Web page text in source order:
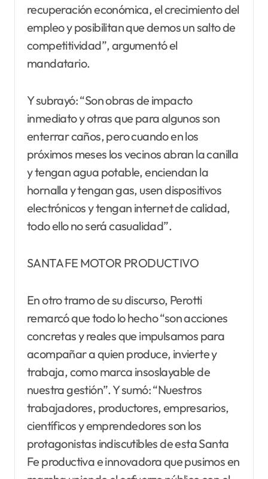
recuperación económica, el crecimiento del
empleo y posibilitan que demos un salto de
competitividad”, argumentó el
mandatario.
Y subrayó: “Son obras de impacto
inmediato y otras que para algunos son
enterrar caños, pero cuando en los
próximos meses los vecinos abran la canilla
y tengan agua potable, enciendan la
hornalla y tengan gas, usen dispositivos
electrónicos y tengan internet de calidad,
todo ello no será casualidad”.
SANTA FE MOTOR PRODUCTIVO
En otro tramo de su discurso, Perotti
remarcó que todo lo hecho “son acciones
concretas y reales que impulsamos para
acompañar a quien produce, invierte y
trabaja, como marca insoslayable de
nuestra gestión”. Y sumó: “Nuestros
trabajadores, productores, empresarios,
científicos y emprendedores son los
protagonistas indiscutibles de esta Santa
Fe productiva e innovadora que pusimos en